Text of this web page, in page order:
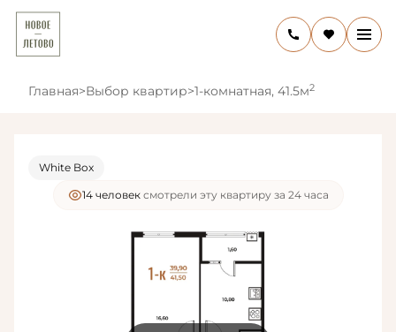
Главная>Выбор квартир>1-комнатная, 41.5м2
White Box
14 человек смотрели эту квартиру за 24 часа